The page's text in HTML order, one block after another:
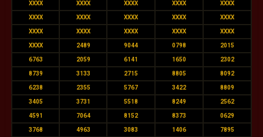
XXXX XXXX XXXX XXXX XXXX
XXXX XXXX XXXX XXXX XXXX
XXXX XXXX XXXX XXXX XXXX
XXXX 2489 9044 0798 2015
6763 2059 6141 1650 2302
8739 3133 2715 8805 8092
6238 2355 5767 3422 8809
3405 3731 5518 8249 2562
4591 7064 8152 8373 0629
3768 4963 3083 1406 7895